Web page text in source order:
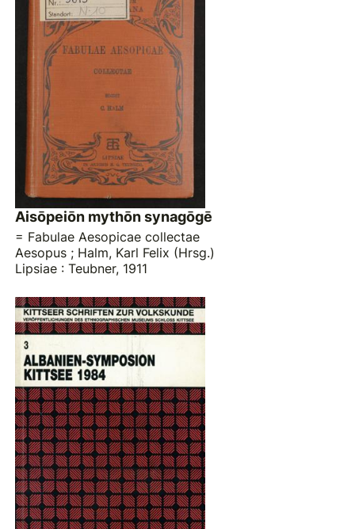
Aisōpeiōn mythōn synagōgē
= Fabulae Aesopicae collectae
Aesopus ; Halm, Karl Felix (Hrsg.)
Lipsiae : Teubner, 1911